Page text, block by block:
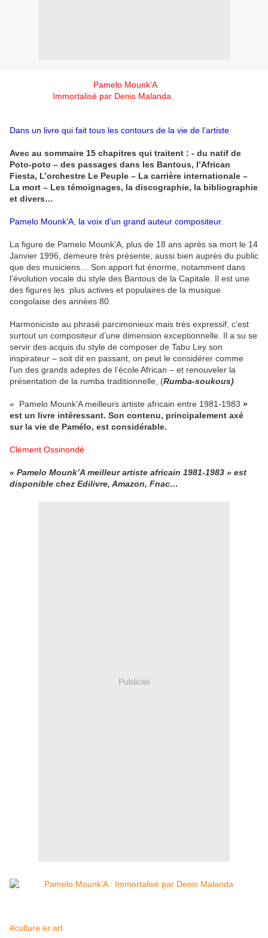
Pamelo Mounk’A
Immortalisé par Denis Malanda
Dans un livre qui fait tous les contours de la vie de l’artiste
Avec au sommaire 15 chapitres qui traitent : - du natif de
Poto-poto – des passages dans les Bantous, l’African
Fiesta, L’orchestre Le Peuple – La carrière internationale –
La mort – Les témoignages, la discographie, la bibliographie
et divers…
Pamelo Mounk’A, la voix d’un grand auteur compositeur.
La figure de Pamelo Mounk’A, plus de 18 ans après sa mort le 14
Janvier 1996, demeure très présente, aussi bien auprès du public
que des musiciens… Son apport fut énorme, notamment dans
l’évolution vocale du style des Bantous de la Capitale. Il est une
des figures les plus actives et populaires de la musique
congolaise des années 80.
Harmoniciste au phrasé parcimonieux mais très expressif, c’est
surtout un compositeur d’une dimension exceptionnelle. Il a su se
servir des acquis du style de composer de Tabu Ley son
inspirateur – soit dit en passant, on peut le considérer comme
l’un des grands adeptes de l’école African – et renouveler la
présentation de la rumba traditionnelle, (Rumba-soukous)
« Pamelo Mounk’A meilleurs artiste africain entre 1981-1983 »
est un livre intéressant. Son contenu, principalement axé
sur la vie de Pamélo, est considérable.
Clément Ossinondé
« Pamelo Mounk’A meilleur artiste africain 1981-1983 » est
disponible chez Edilivre, Amazon, Fnac…
Publicité
#culture er art